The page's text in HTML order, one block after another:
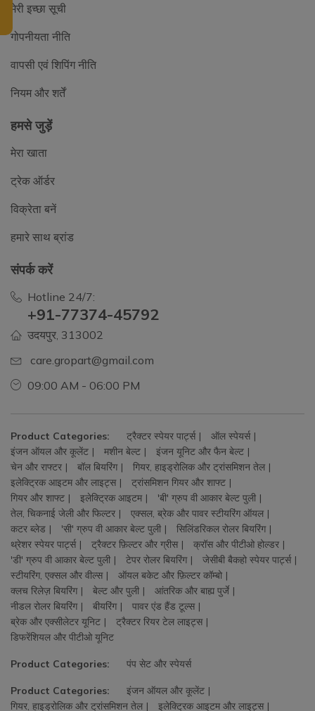
मेरी इच्छा सूची
गोपनीयता नीति
वापसी एवं शिपिंग नीति
नियम और शर्तें
हमसे जुड़ें
मेरा खाता
ट्रेक ऑर्डर
विक्रेता बनें
हमारे साथ ब्रांड
संपर्क करें
Hotline 24/7:
+91-77374-45792
उदयपुर, 313002
care.gropart@gmail.com
09:00 AM - 06:00 PM
Product Categories: ट्रैक्टर स्पेयर पार्ट्स
ऑल स्पेयर्स
इंजन ऑयल और कूलेंट
मशीन बेल्ट
इंजन यूनिट और फैन बेल्ट
चेन और राफ्टर
बॉल बियरिंग
गियर, हाइड्रोलिक और ट्रांसमिशन तेल
इलेक्ट्रिक आइटम और लाइट्स
ट्रांसमिशन गियर और शाफ्ट
गियर और शाफ्ट
इलेक्ट्रिक आइटम
'बी' ग्रुप वी आकार बेल्ट पुली
तेल, चिकनाई जेली और फिल्टर
एक्सल, ब्रेक और पावर स्टीयरिंग ऑयल
कटर ब्लेड
'सी' ग्रुप वी आकार बेल्ट पुली
सिलिंडरिकल रोलर बियरिंग
थ्रेशर स्पेयर पार्ट्स
ट्रैक्टर फ़िल्टर और ग्रीस
क्रॉस और पीटीओ होल्डर
'डी' ग्रुप वी आकार बेल्ट पुली
टेपर रोलर बियरिंग
जेसीबी बैकहो स्पेयर पार्ट्स
स्टीयरिंग, एक्सल और वील्स
ऑयल बकेट और फ़िल्टर कॉम्बो
क्लच रिलेज़ बियरिंग
बेल्ट और पुली
आंतरिक और बाह्य पुर्जे
नीडल रोलर बियरिंग
बीयरिंग
पावर एंड हैंड टूल्स
ब्रेक और एक्सीलेटर यूनिट
ट्रैक्टर रियर टेल लाइट्स
डिफरेंशियल और पीटीओ यूनिट
Product Categories: पंप सेट और स्पेयर्स
Product Categories:
इंजन ऑयल और कूलेंट
गियर, हाइड्रोलिक और ट्रांसमिशन तेल
इलेक्ट्रिक आइटम और लाइट्स